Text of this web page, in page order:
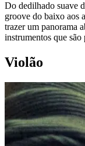
Do dedilhado suave
groove do baixo aos
trazer um panorama
instrumentos que são
Violão